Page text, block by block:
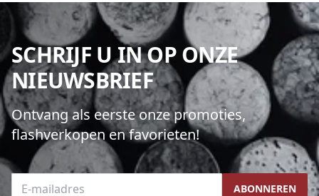
SCHRIJF U IN OP ONZE
NIEUWSBRIEF
Ontvang als eerste onze promoties,
flashverkopen en favorieten!
E-mailadres ABONNEREN